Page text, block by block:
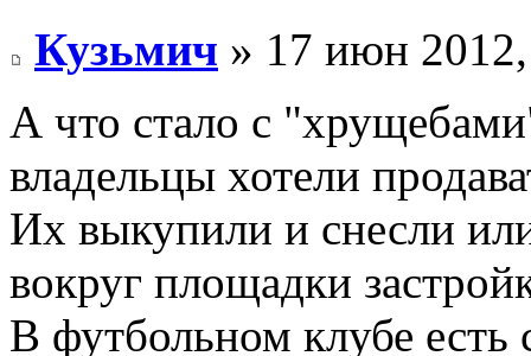
Кузьмич » 17 июн
А что стало с
владельцы хотели
Их выкупили и снесли
вокруг площадки
В футбольном клубе есть